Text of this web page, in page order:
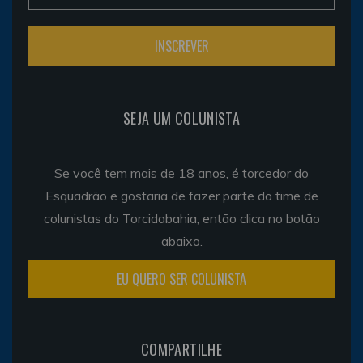
SEJA UM COLUNISTA
Se você tem mais de 18 anos, é torcedor do
Esquadrão e gostaria de fazer parte do time de
colunistas do Torcidabahia, então clica no botão
abaixo.
EU QUERO SER COLUNISTA
COMPARTILHE